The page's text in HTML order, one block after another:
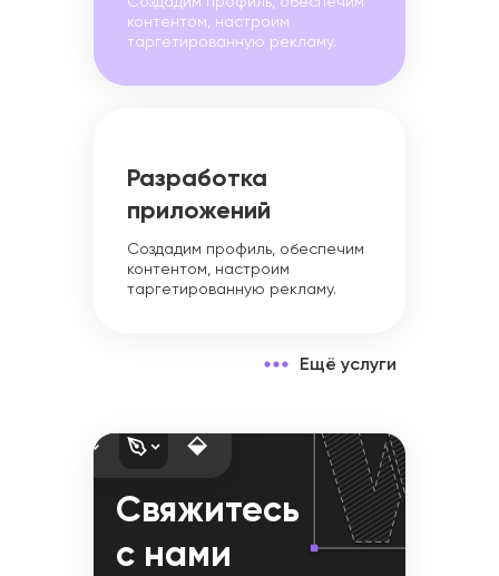
контентом, настроим
таргетированную рекламу.
Разработка
приложений
Создадим профиль, обеспечим
контентом, настроим
таргетированную рекламу.
Ещё услуги
Свяжитесь
с нами